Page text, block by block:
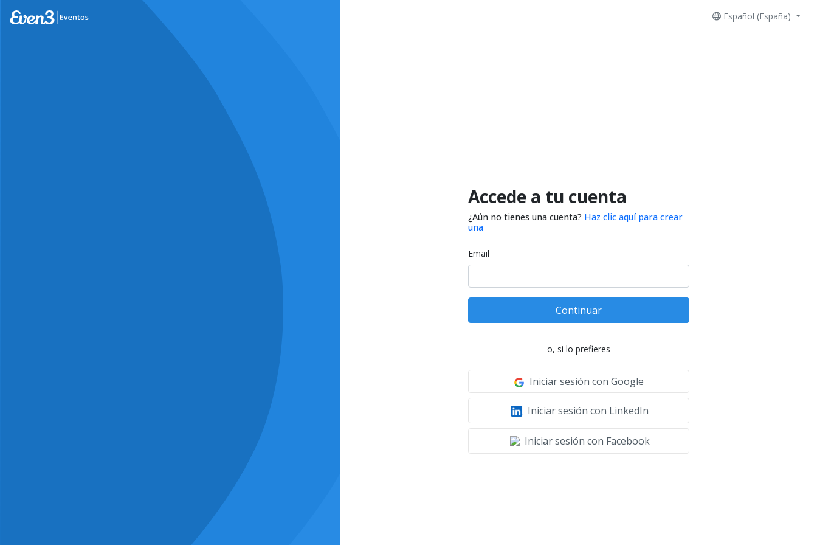
Español (España)
Accede a tu cuenta
¿Aún no tienes una cuenta? Haz clic aquí para crear
una
Email
Continuar
o, si lo prefieres
Iniciar sesión con Google
Iniciar sesión con LinkedIn
Iniciar sesión con Facebook